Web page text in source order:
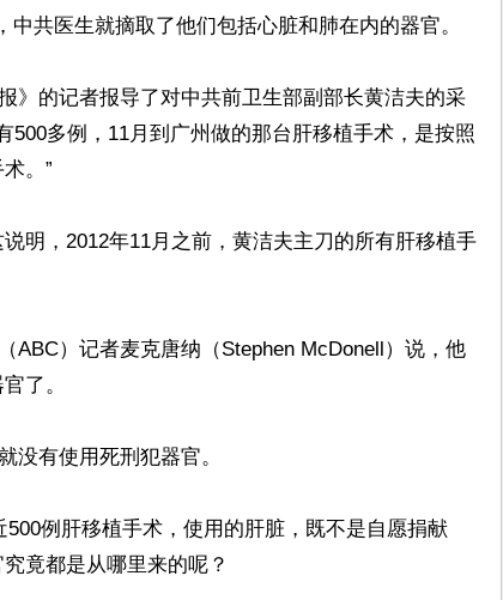
中共医生就摘取了他们包括心脏和肺在内的器官。
》的记者报导了对中共前卫生部副部长黄洁夫的采
500多例，11月到广州做的那台肝移植手术，是按照
。”
明，2012年11月之前，黄洁夫主刀的所有肝移植手
ABC）记者麦克唐纳（Stephen McDonell）说，他
了。
没有使用死刑犯器官。
例肝移植手术，使用的肝脏，既不是自愿捐献
竟都是从哪里来的呢？